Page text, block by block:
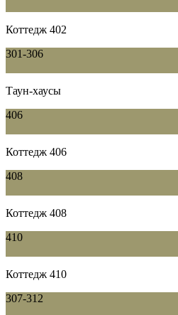
Коттедж 402
301-306
Таун-хаусы
406
Коттедж 406
408
Коттедж 408
410
Коттедж 410
307-312